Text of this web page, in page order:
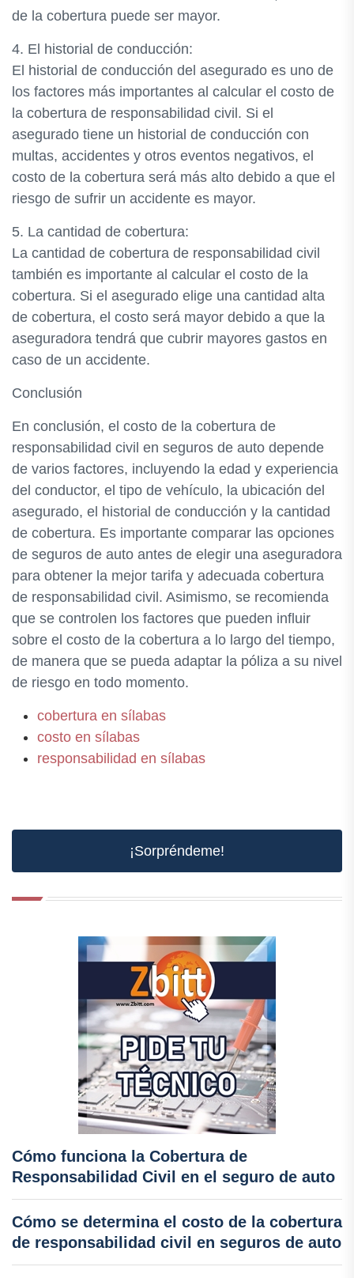
de la cobertura puede ser mayor.
4. El historial de conducción:
El historial de conducción del asegurado es uno de
los factores más importantes al calcular el costo de
la cobertura de responsabilidad civil. Si el
asegurado tiene un historial de conducción con
multas, accidentes y otros eventos negativos, el
costo de la cobertura será más alto debido a que el
riesgo de sufrir un accidente es mayor.
5. La cantidad de cobertura:
La cantidad de cobertura de responsabilidad civil
también es importante al calcular el costo de la
cobertura. Si el asegurado elige una cantidad alta
de cobertura, el costo será mayor debido a que la
aseguradora tendrá que cubrir mayores gastos en
caso de un accidente.
Conclusión
En conclusión, el costo de la cobertura de
responsabilidad civil en seguros de auto depende
de varios factores, incluyendo la edad y experiencia
del conductor, el tipo de vehículo, la ubicación del
asegurado, el historial de conducción y la cantidad
de cobertura. Es importante comparar las opciones
de seguros de auto antes de elegir una aseguradora
para obtener la mejor tarifa y adecuada cobertura
de responsabilidad civil. Asimismo, se recomienda
que se controlen los factores que pueden influir
sobre el costo de la cobertura a lo largo del tiempo,
de manera que se pueda adaptar la póliza a su nivel
de riesgo en todo momento.
cobertura en sílabas
costo en sílabas
responsabilidad en sílabas
¡Sorpréndeme!
Cómo funciona la Cobertura de
Responsabilidad Civil en el seguro de auto
Cómo se determina el costo de la cobertura
de responsabilidad civil en seguros de auto